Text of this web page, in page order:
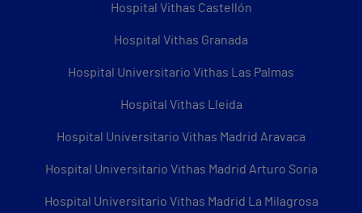
Hospital Vithas Castellón
Hospital Vithas Granada
Hospital Universitario Vithas Las Palmas
Hospital Vithas Lleida
Hospital Universitario Vithas Madrid Aravaca
Hospital Universitario Vithas Madrid Arturo Soria
Hospital Universitario Vithas Madrid La Milagrosa